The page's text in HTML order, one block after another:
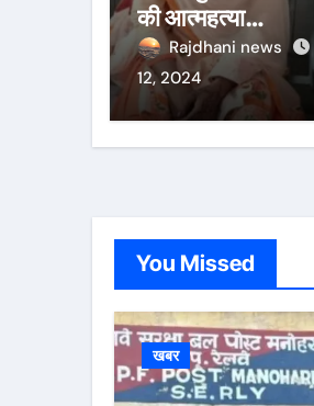
की आत्महत्या…
Rajdhani news
12, 2024
You Missed
खबर